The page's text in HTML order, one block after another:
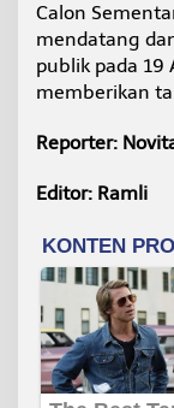
Calon
mendatang
publik pada 19
memberikan
Reporter:
Editor: Ramli